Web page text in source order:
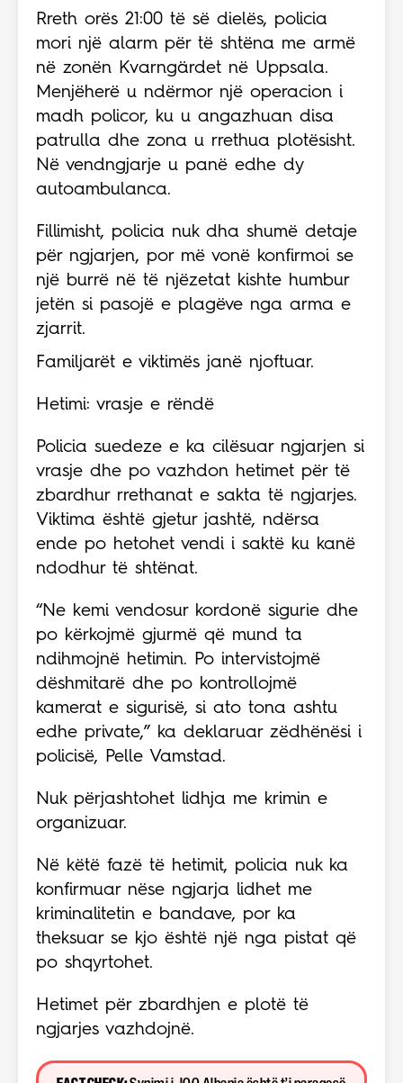
Rreth orës 21:00 të së dielës, policia
mori një alarm për të shtëna me armë
në zonën Kvarngärdet në Uppsala.
Menjëherë u ndërmor një operacion i
madh policor, ku u angazhuan disa
patrulla dhe zona u rrethua plotësisht.
Në vendngjarje u panë edhe dy
autoambulanca.
Fillimisht, policia nuk dha shumë detaje
për ngjarjen, por më vonë konfirmoi se
një burrë në të njëzetat kishte humbur
jetën si pasojë e plagëve nga arma e
zjarrit.
Familjarët e viktimës janë njoftuar.
Hetimi: vrasje e rëndë
Policia suedeze e ka cilësuar ngjarjen si
vrasje dhe po vazhdon hetimet për të
zbardhur rrethanat e sakta të ngjarjes.
Viktima është gjetur jashtë, ndërsa
ende po hetohet vendi i saktë ku kanë
ndodhur të shtënat.
“Ne kemi vendosur kordonë sigurie dhe
po kërkojmë gjurmë që mund ta
ndihmojnë hetimin. Po intervistojmë
dëshmitarë dhe po kontrollojmë
kamerat e sigurisë, si ato tona ashtu
edhe private,” ka deklaruar zëdhënësi i
policisë, Pelle Vamstad.
Nuk përjashtohet lidhja me krimin e
organizuar.
Në këtë fazë të hetimit, policia nuk ka
konfirmuar nëse ngjarja lidhet me
kriminalitetin e bandave, por ka
theksuar se kjo është një nga pistat që
po shqyrtohet.
Hetimet për zbardhjen e plotë të
ngjarjes vazhdojnë.